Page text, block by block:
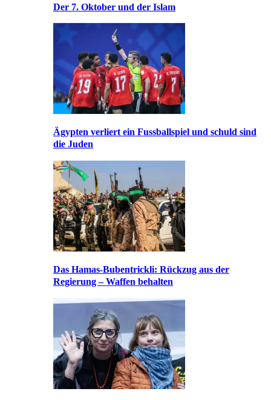
Der 7. Oktober und der Islam
Ägypten verliert ein Fussballspiel und schuld sind
die Juden
Das Hamas-Bubentrickli: Rückzug aus der
Regierung – Waffen behalten